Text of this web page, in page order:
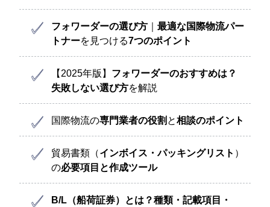
フォワーダーの選び方｜ 最適な国際物流パー
トナーを見つける7つのポイント
【2025年版】 フォワーダーのおすすめは？
失敗しない選び方を解説
国際物流の専門業者の役割 と相談のポイント
貿易書類（インボイス・パッキングリスト ）
の必要項目と作成ツール
B/L（船荷証券）とは？種類・記載項目・